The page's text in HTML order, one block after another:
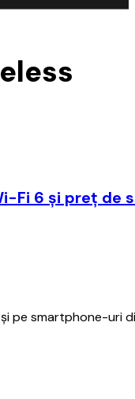
Fi 6 și preț de
pe smartphone-